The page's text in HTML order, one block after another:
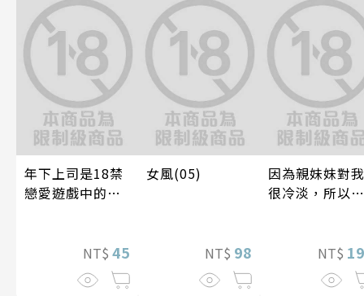
年下上司是18禁
戀愛遊戲中的我
NT$ 45
女風(05)
NT$ 98
因為親妹妹對我
很冷淡，所以只
NT$